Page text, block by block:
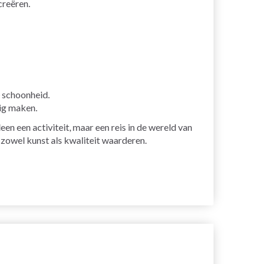
maken.
een activiteit, maar een reis in de wereld van
kunst als kwaliteit waarderen.